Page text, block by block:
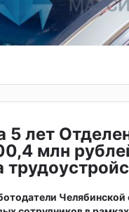
5 лет
млн
Челябинской